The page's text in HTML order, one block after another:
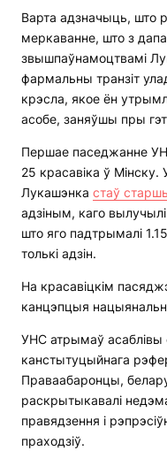
Варта адзначыць, што
меркаванне, што з
звышпаўнамоцтвамі
фармальны транзіт
крэсла, якое ён
асобе, заняўшы пры
Першае паседжанне
25 красавіка ў
Лукашэнка стаў
адзіным, каго
што яго падтрымалі
толькі адзін.
На красавіцкім
канцэпцыя
УНС атрымаў асаблівы
канстытуцыйнага
Праваабаронцы,
раскрытыкавалі
правядзення і
праходзіў.